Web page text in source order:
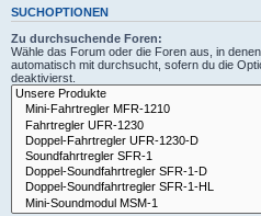
SUCHOPTIONEN
Zu durchsuchende Foren:
Wähle das Forum oder die Foren aus, in
automatisch mit durchsucht, sofern du die
deaktivierst.